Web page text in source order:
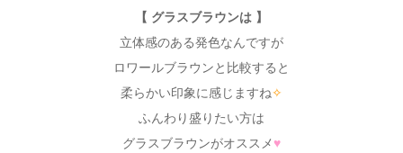
【 グラスブラウンは 】
立体感のある発色なんですが
ロワールブラウンと比較すると
柔らかい印象に感じますね✧
ふんわり盛りたい方は
グラスブラウンがオススメ♥